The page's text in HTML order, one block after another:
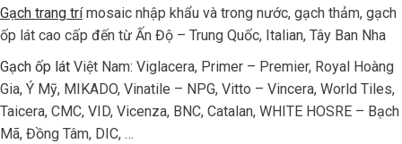
Gạch trang trímosaic nhập khẩu và trong nước, gạch thảm, gạch
ốp lát cao cấp đến từ Ấn Độ – Trung Quốc, Italian, Tây Ban Nha
Gạch ốp lát Việt Nam: Viglacera, Primer – Premier, Royal Hoàng
Gia, Ý Mỹ, MIKADO, Vinatile – NPG, Vitto – Vincera, World Tiles,
Taicera, CMC, VID, Vicenza, BNC, Catalan, WHITE HOSRE – Bạch
Mã, Đồng Tâm, DIC, …